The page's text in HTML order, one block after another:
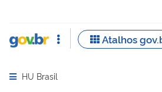
Abrir menu principal de navegação
HU Brasil